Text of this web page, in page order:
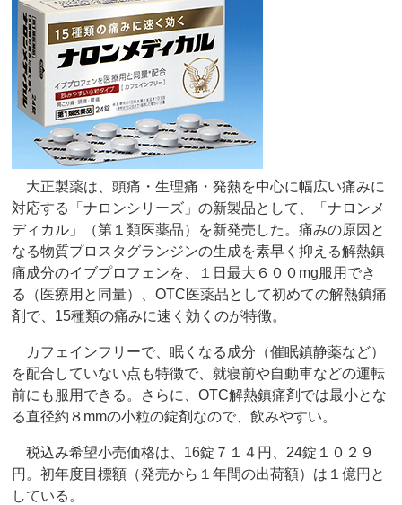
大正製薬は、頭痛・生理痛・発熱を中心に幅広い痛みに
対応する「ナロンシリーズ」の新製品として、「ナロンメ
ディカル」（第１類医薬品）を新発売した。痛みの原因と
なる物質プロスタグランジンの生成を素早く抑える解熱鎮
痛成分のイブプロフェンを、１日最大６００mg服用でき
る（医療用と同量）、OTC医薬品として初めての解熱鎮痛
剤で、15種類の痛みに速く効くのが特徴。
カフェインフリーで、眠くなる成分（催眠鎮静薬など）
を配合していない点も特徴で、就寝前や自動車などの運転
前にも服用できる。さらに、OTC解熱鎮痛剤では最小とな
る直径約８mmの小粒の錠剤なので、飲みやすい。
税込み希望小売価格は、16錠７１４円、24錠１０２９
円。初年度目標額（発売から１年間の出荷額）は１億円と
している。